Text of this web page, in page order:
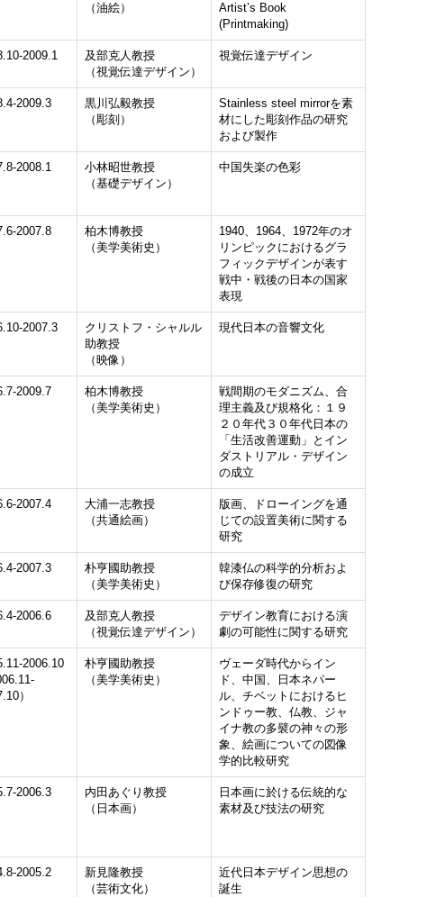
（油絵）
Artist’s Book
(Printmaking)
2009.1
及部克人教授
（視覚伝達デザイン）
視覚伝達デザイン
2009.3
黒川弘毅教授
（彫刻）
Stainless steel mirrorを素
材にした彫刻作品の研究
および製作
2008.1
小林昭世教授
（基礎デザイン）
中国失楽の色彩
2007.8
柏木博教授
（美学美術史）
1940、1964、1972年のオ
リンピックにおけるグラ
フィックデザインが表す
戦中・戦後の日本の国家
表現
2007.3
クリストフ・シャルル
助教授
（映像）
現代日本の音響文化
2009.7
柏木博教授
（美学美術史）
戦間期のモダニズム、合
理主義及び規格化：１９
２０年代３０年代日本の
「生活改善運動」とイン
ダストリアル・デザイン
の成立
2007.4
大浦一志教授
（共通絵画）
版画、ドローイングを通
じての設置美術に関する
研究
2007.3
朴亨國助教授
（美学美術史）
韓漆仏の科学的分析およ
び保存修復の研究
2006.6
及部克人教授
（視覚伝達デザイン）
デザイン教育における演
劇の可能性に関する研究
2006.10
）
朴亨國助教授
（美学美術史）
ヴェーダ時代からイン
ド、中国、日本ネパー
ル、チベットにおけるヒ
ンドゥー教、仏教、ジャ
イナ教の多襞の神々の形
象、絵画についての図像
学的比較研究
2006.3
内田あぐり教授
（日本画）
日本画に於ける伝統的な
素材及び技法の研究
2005.2
新見隆教授
（芸術文化）
近代日本デザイン思想の
誕生